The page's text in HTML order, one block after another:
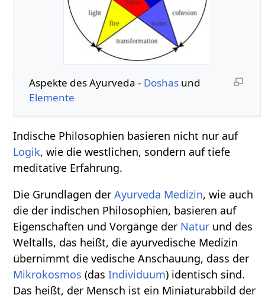
Aspekte des Ayurveda - Doshasund
Elemente
Indische Philosophien basieren nicht nur auf
Logik, wie die westlichen, sondern auf tiefe
meditative Erfahrung.
Die Grundlagen derAyurveda Medizin, wie auch
die der indischen Philosophien, basieren auf
Eigenschaften und Vorgänge der Natur und des
Weltalls, das heißt, die ayurvedische Medizin
übernimmt die vedische Anschauung, dass der
Mikrokosmos (dasIndividuum) identisch sind.
Das heißt, der Mensch ist ein Miniaturabbild der